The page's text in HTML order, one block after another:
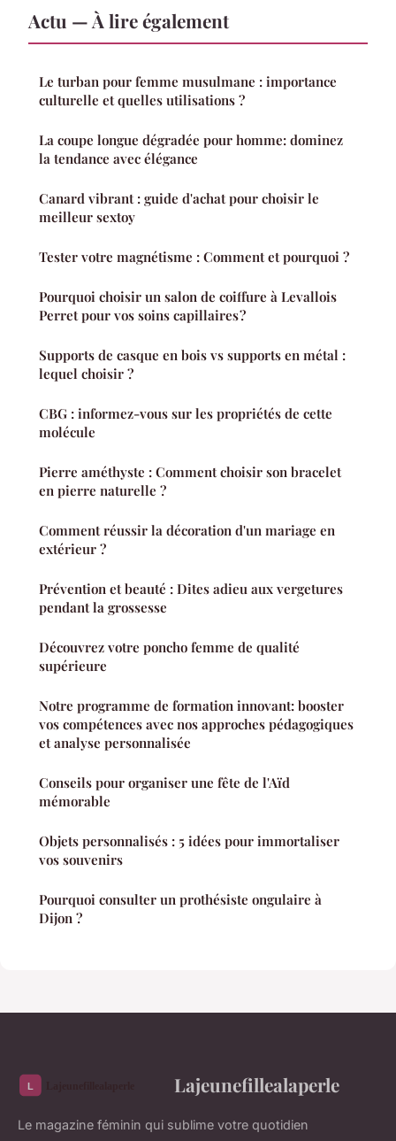
Actu — À lire également
Le turban pour femme musulmane : importance
culturelle et quelles utilisations ?
La coupe longue dégradée pour homme: dominez
la tendance avec élégance
Canard vibrant : guide d'achat pour choisir le
meilleur sextoy
Tester votre magnétisme : Comment et pourquoi ?
Pourquoi choisir un salon de coiffure à Levallois
Perret pour vos soins capillaires ?
Supports de casque en bois vs supports en métal :
lequel choisir ?
CBG : informez-vous sur les propriétés de cette
molécule
Pierre améthyste : Comment choisir son bracelet
en pierre naturelle ?
Comment réussir la décoration d'un mariage en
extérieur ?
Prévention et beauté : Dites adieu aux vergetures
pendant la grossesse
Découvrez votre poncho femme de qualité
supérieure
Notre programme de formation innovant: booster
vos compétences avec nos approches pédagogiques
et analyse personnalisée
Conseils pour organiser une fête de l'Aïd
mémorable
Objets personnalisés : 5 idées pour immortaliser
vos souvenirs
Pourquoi consulter un prothésiste ongulaire à
Dijon ?
Lajeunefillealaperle
Le magazine féminin qui sublime votre quotidien